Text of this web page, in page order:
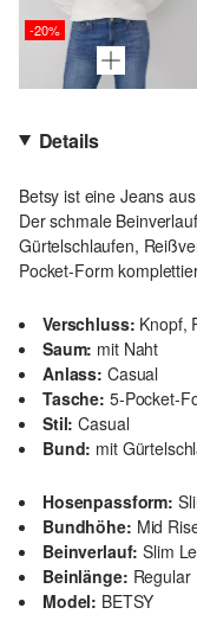
-20%
Details
Betsy ist eine Jeans
Der schmale
Gürtelschlaufen,
Pocket-Form
Verschluss: Knopf,
Saum: mit Naht
Anlass: Casual
Tasche: 5-Pocket-
Stil: Casual
Bund: mit
Hosenpassform:
Bundhöhe: Mid
Beinverlauf: Slim
Beinlänge: Regular
Model: BETSY